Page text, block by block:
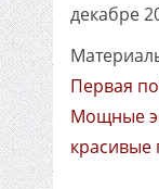
декабре
Первая
Мощные
красивые